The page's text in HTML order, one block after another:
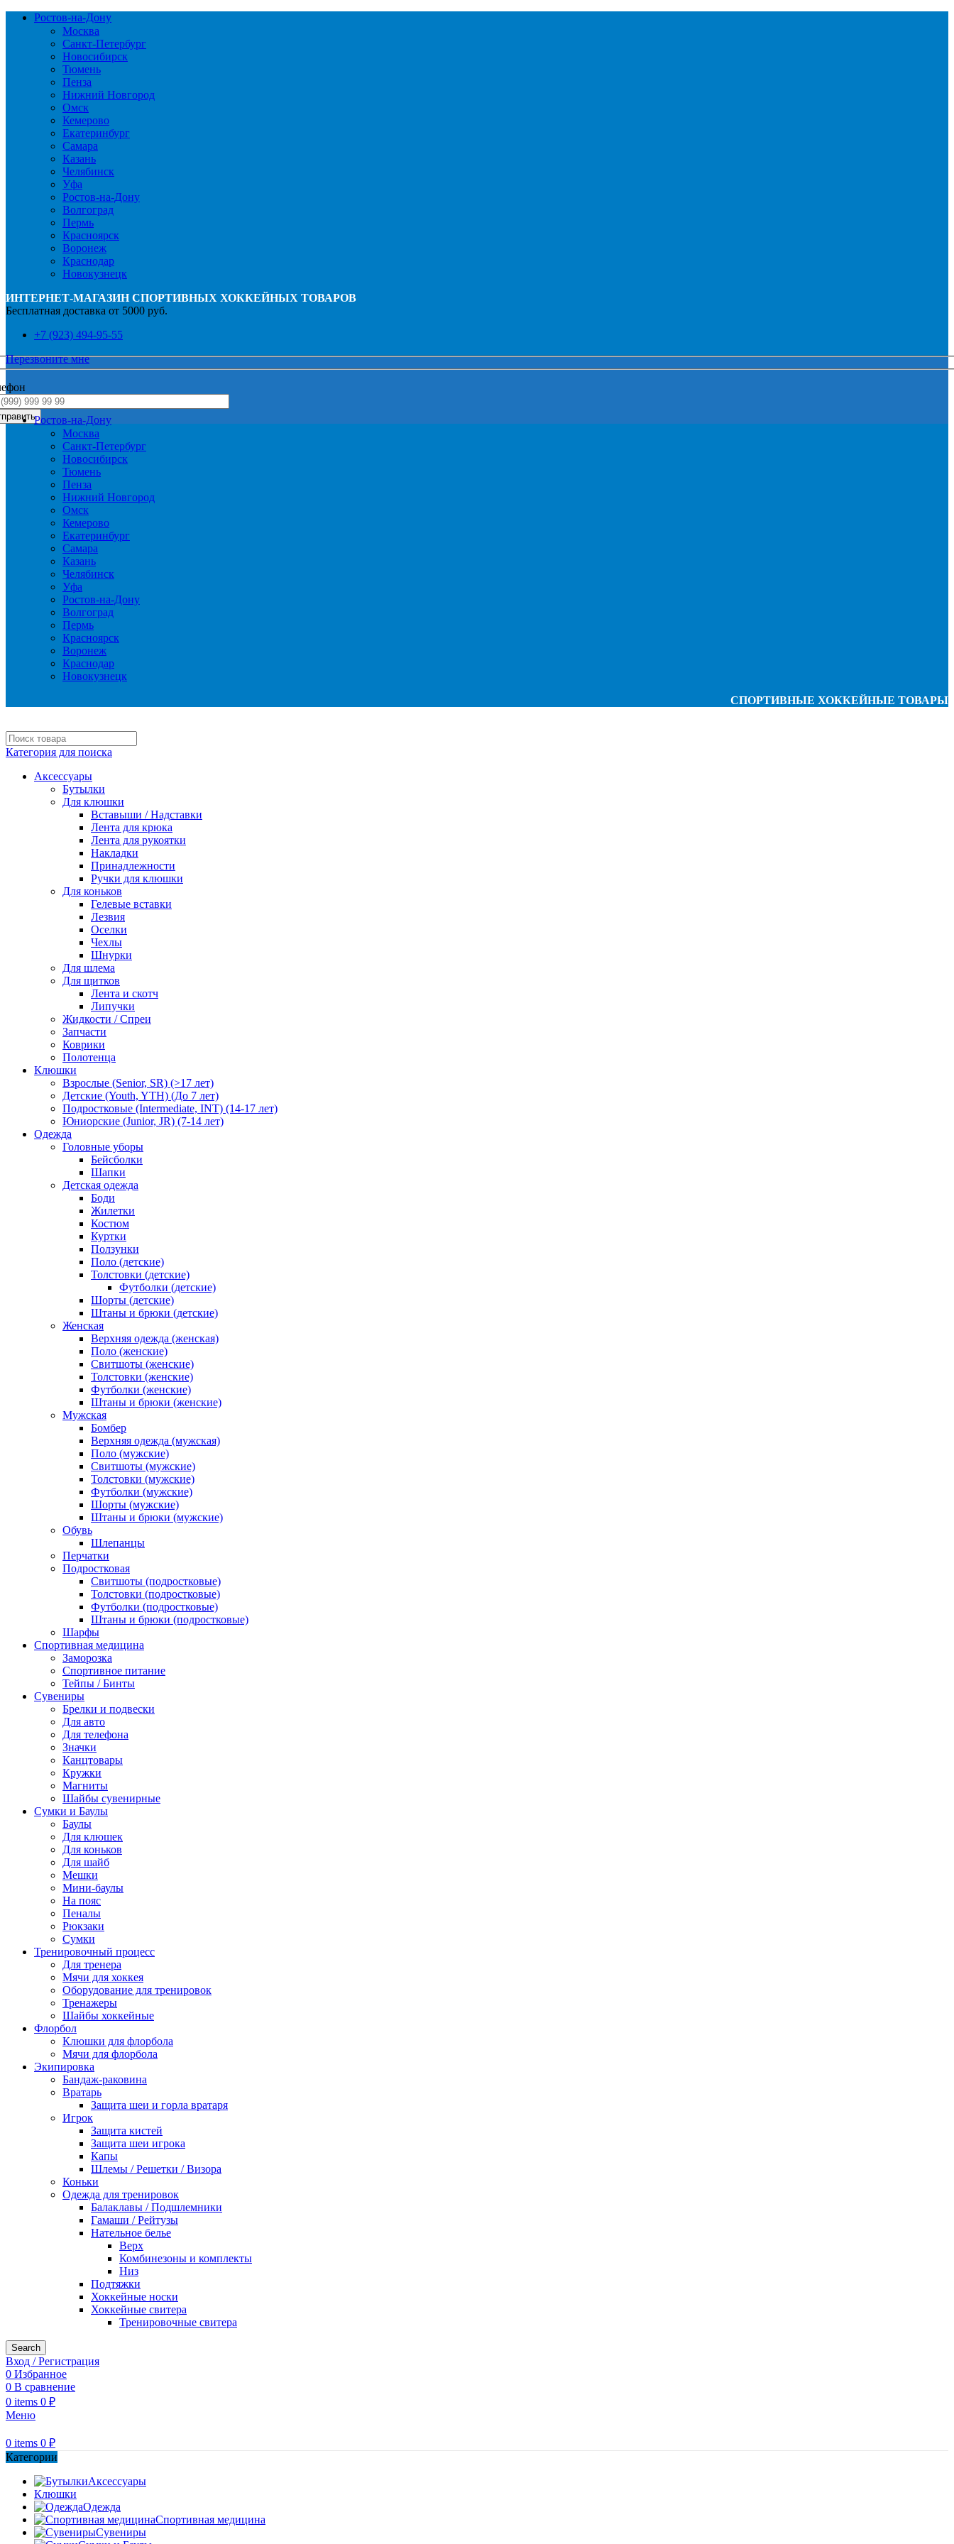
Ростов-на-Дону
Москва
Санкт-Петербург
Новосибирск
Тюмень
Пенза
Нижний Новгород
Омск
Кемерово
Екатеринбург
Самара
Казань
Челябинск
Уфа
Ростов-на-Дону
Волгоград
Пермь
Красноярск
Воронеж
Краснодар
Новокузнецк
ИНТЕРНЕТ-МАГАЗИН СПОРТИВНЫХ ХОККЕЙНЫХ ТОВАРОВ
Бесплатная доставка от 5000 руб.
+7 (923) 494-95-55
Перезвоните мне
Ростов-на-Дону
Москва
Санкт-Петербург
Новосибирск
Тюмень
Пенза
Нижний Новгород
Омск
Кемерово
Екатеринбург
Самара
Казань
Челябинск
Уфа
Ростов-на-Дону
Волгоград
Пермь
Красноярск
Воронеж
Краснодар
Новокузнецк
СПОРТИВНЫЕ ХОККЕЙНЫЕ ТОВАРЫ
Категория для поиска
Аксессуары
Бутылки
Для клюшки
Вставыши / Надставки
Лента для крюка
Лента для рукоятки
Накладки
Принадлежности
Ручки для клюшки
Для коньков
Гелевые вставки
Лезвия
Оселки
Чехлы
Шнурки
Для шлема
Для щитков
Лента и скотч
Липучки
Жидкости / Спреи
Запчасти
Коврики
Полотенца
Клюшки
Взрослые (Senior, SR) (>17 лет)
Детские (Youth, YTH) (До 7 лет)
Подростковые (Intermediate, INT) (14-17 лет)
Юниорские (Junior, JR) (7-14 лет)
Одежда
Головные уборы
Бейсболки
Шапки
Детская одежда
Боди
Жилетки
Костюм
Куртки
Ползунки
Поло (детские)
Толстовки (детские)
Футболки (детские)
Шорты (детские)
Штаны и брюки (детские)
Женская
Верхняя одежда (женская)
Поло (женские)
Свитшоты (женские)
Толстовки (женские)
Футболки (женские)
Штаны и брюки (женские)
Мужская
Бомбер
Верхняя одежда (мужская)
Поло (мужские)
Свитшоты (мужские)
Толстовки (мужские)
Футболки (мужские)
Шорты (мужские)
Штаны и брюки (мужские)
Обувь
Шлепанцы
Перчатки
Подростковая
Свитшоты (подростковые)
Толстовки (подростковые)
Футболки (подростковые)
Штаны и брюки (подростковые)
Шарфы
Спортивная медицина
Заморозка
Спортивное питание
Тейпы / Бинты
Сувениры
Брелки и подвески
Для авто
Для телефона
Значки
Канцтовары
Кружки
Магниты
Шайбы сувенирные
Сумки и Баулы
Баулы
Для клюшек
Для коньков
Для шайб
Мешки
Мини-баулы
На пояс
Пеналы
Рюкзаки
Сумки
Тренировочный процесс
Для тренера
Мячи для хоккея
Оборудование для тренировок
Тренажеры
Шайбы хоккейные
Флорбол
Клюшки для флорбола
Мячи для флорбола
Экипировка
Бандаж-раковина
Вратарь
Защита шеи и горла вратаря
Игрок
Защита кистей
Защита шеи игрока
Капы
Шлемы / Решетки / Визора
Коньки
Одежда для тренировок
Балаклавы / Подшлемники
Гамаши / Рейтузы
Нательное белье
Верх
Комбинезоны и комплекты
Низ
Подтяжки
Хоккейные носки
Хоккейные свитера
Тренировочные свитера
Search
Вход / Регистрация
0 Избранное
0 В сравнение
0 items 0 ₽
Меню
0 items 0 ₽
Категории
Аксессуары
Клюшки
Одежда
Спортивная медицина
Сувениры